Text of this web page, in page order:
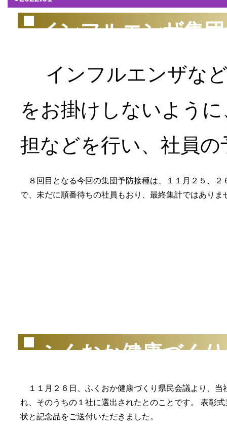
インフルエンザ集
インフルエンザなど
をお掛けしないよう
担などを行い、社員
８回目となる今回の集団予防接種は、１１月２５、２
で、未だに順番待ちの社員もおり、最終集計ではあり
ふくおか健康づく
１１月２６日、ふくおか健康づくり県民会議より、当
れ、そのうちの１社に選出されたとのことです。 表彰
状と記念品をご送付いただきました。